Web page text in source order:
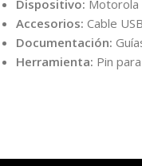
Dispositivo:
Accesorios: Cable
Documentación:
Herramienta: Pin